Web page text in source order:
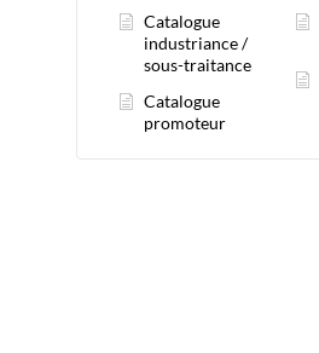
Catalogue
industriance /
sous-traitance
Catalogue
promoteur